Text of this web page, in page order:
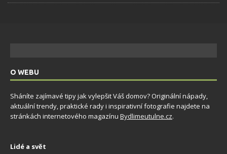
O WEBU
Sháníte zajímavé tipy jak vylepšit Váš domov? Originální nápady,
aktuální trendy, praktické rady i inspirativní fotografie najdete na
stránkách internetového magazínu Bydlimeutulne.cz.
Lidé a svět